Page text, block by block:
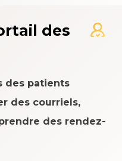
des
des patients
des courriels,
des rendez-